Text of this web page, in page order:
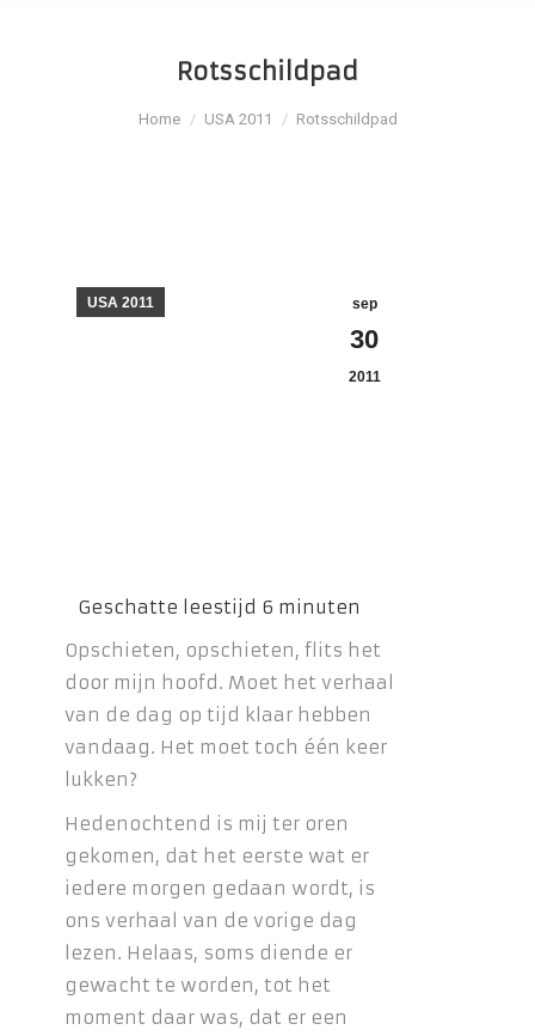
Rotsschildpad
Je bent hier:
Home USA 2011 Rotsschildpad
sep
30
2011
USA 2011
Opschieten, opschieten, flits het
door mijn hoofd. Moet het verhaal
van de dag op tijd klaar hebben
vandaag. Het moet toch één keer
lukken?
Hedenochtend is mij ter oren
gekomen, dat het eerste wat er
iedere morgen gedaan wordt, is
ons verhaal van de vorige dag
lezen. Helaas, soms diende er
gewacht te worden, tot het
moment daar was, dat er een